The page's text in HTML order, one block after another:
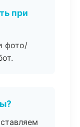
при
фото/